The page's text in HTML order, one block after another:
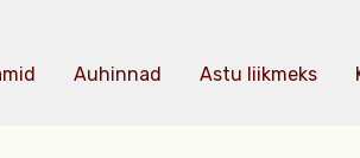
Auhinnad Astu liikmeks